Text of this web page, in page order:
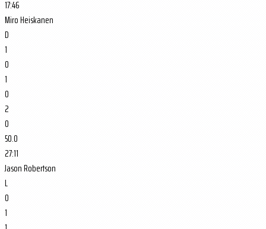
17:46
Miro Heiskanen
D
1
0
1
0
2
0
50.0
27:11
Jason Robertson
L
0
1